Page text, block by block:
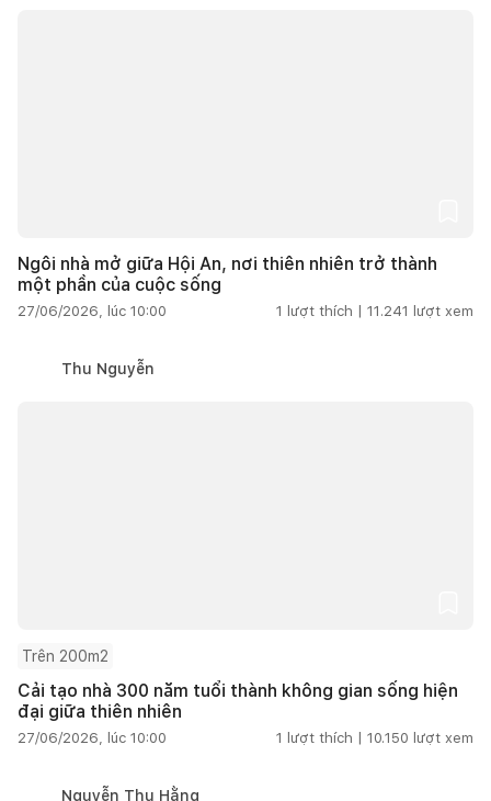
Ngôi nhà mở giữa Hội An, nơi thiên nhiên trở thành
một phần của cuộc sống
27/06/2026, lúc 10:00 1 lượt thích | 11.241 lượt xem
Thu Nguyễn
Trên 200m2
Cải tạo nhà 300 năm tuổi thành không gian sống hiện
đại giữa thiên nhiên
27/06/2026, lúc 10:00 1 lượt thích | 10.150 lượt xem
Nguyễn Thu Hằng